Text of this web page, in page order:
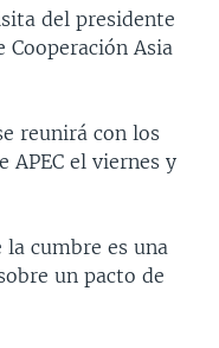
del presidente
Cooperación Asia
reunirá con los
el viernes y
cumbre es una
un pacto de